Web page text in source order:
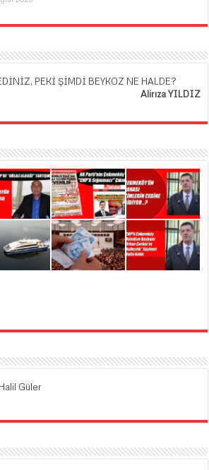
PEKİ ŞİMDİ BEYKOZ NE HALDE?
Alirıza YILDIZ
Güler